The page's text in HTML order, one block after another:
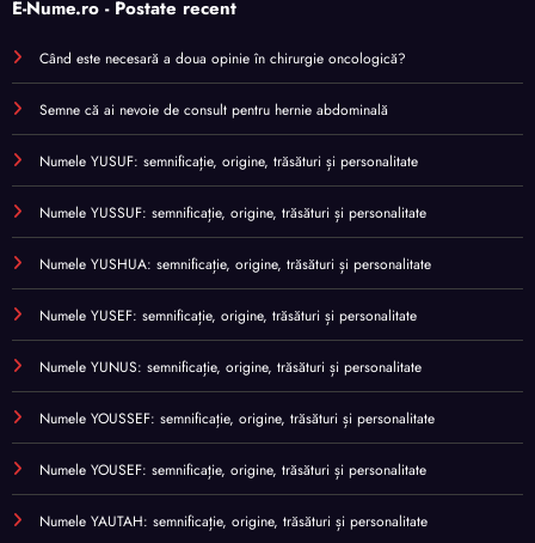
E-Nume.ro - Postate recent
Când este necesară a doua opinie în chirurgie oncologică?
Semne că ai nevoie de consult pentru hernie abdominală
Numele YUSUF: semnificație, origine, trăsături și personalitate
Numele YUSSUF: semnificație, origine, trăsături și personalitate
Numele YUSHUA: semnificație, origine, trăsături și personalitate
Numele YUSEF: semnificație, origine, trăsături și personalitate
Numele YUNUS: semnificație, origine, trăsături și personalitate
Numele YOUSSEF: semnificație, origine, trăsături și personalitate
Numele YOUSEF: semnificație, origine, trăsături și personalitate
Numele YAUTAH: semnificație, origine, trăsături și personalitate